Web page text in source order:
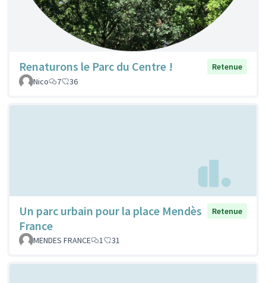
Renaturons le Parc du Centre !
Retenue
Nico
7 36
Un parc urbain pour la place Mendès
France
Retenue
MENDES FRANCE 1 31